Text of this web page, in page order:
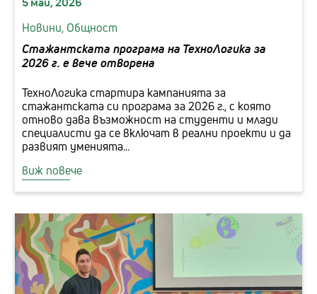
Новини, Общност
Стажантската програма на ТехноЛогика за
2026 г. е вече отворена
ТехноЛогика стартира кампанията за
стажантската си програма за 2026 г., с която
отново дава възможност на студенти и млади
специалисти да се включат в реални проекти и да
развият уменията...
виж повече